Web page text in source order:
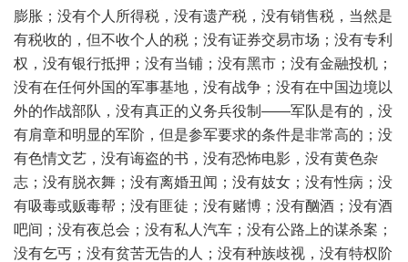
膨胀；没有个人所得税，没有遗产税，没有销售税，当然是
有税收的，但不收个人的税；没有证券交易市场；没有专利
权，没有银行抵押；没有当铺；没有黑市；没有金融投机；
没有在任何外国的军事基地，没有战争；没有在中国边境以
外的作战部队，没有真正的义务兵役制——军队是有的，没
有肩章和明显的军阶，但是参军要求的条件是非常高的；没
有色情文艺，没有诲盗的书，没有恐怖电影，没有黄色杂
志；没有脱衣舞；没有离婚丑闻；没有妓女；没有性病；没
有吸毒或贩毒帮；没有匪徒；没有赌博；没有酗酒；没有酒
吧间；没有夜总会；没有私人汽车；没有公路上的谋杀案；
没有乞丐；没有贫苦无告的人；没有种族歧视，没有特权阶